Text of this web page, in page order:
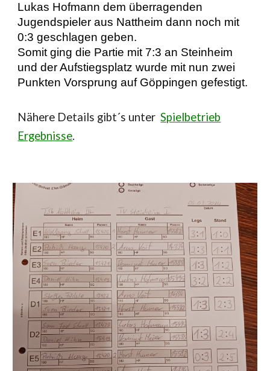
Lukas Hofmann dem überragenden
Jugendspieler aus Nattheim dann noch mit
0:3 geschlagen geben.
Somit ging die Partie mit 7:3 an Steinheim
und der Aufstiegsplatz wurde mit nun zwei
Punkten Vorsprung auf Göppingen gefestigt.
Nähere Details gibt´s unterSpielbetrieb
Ergebnisse.